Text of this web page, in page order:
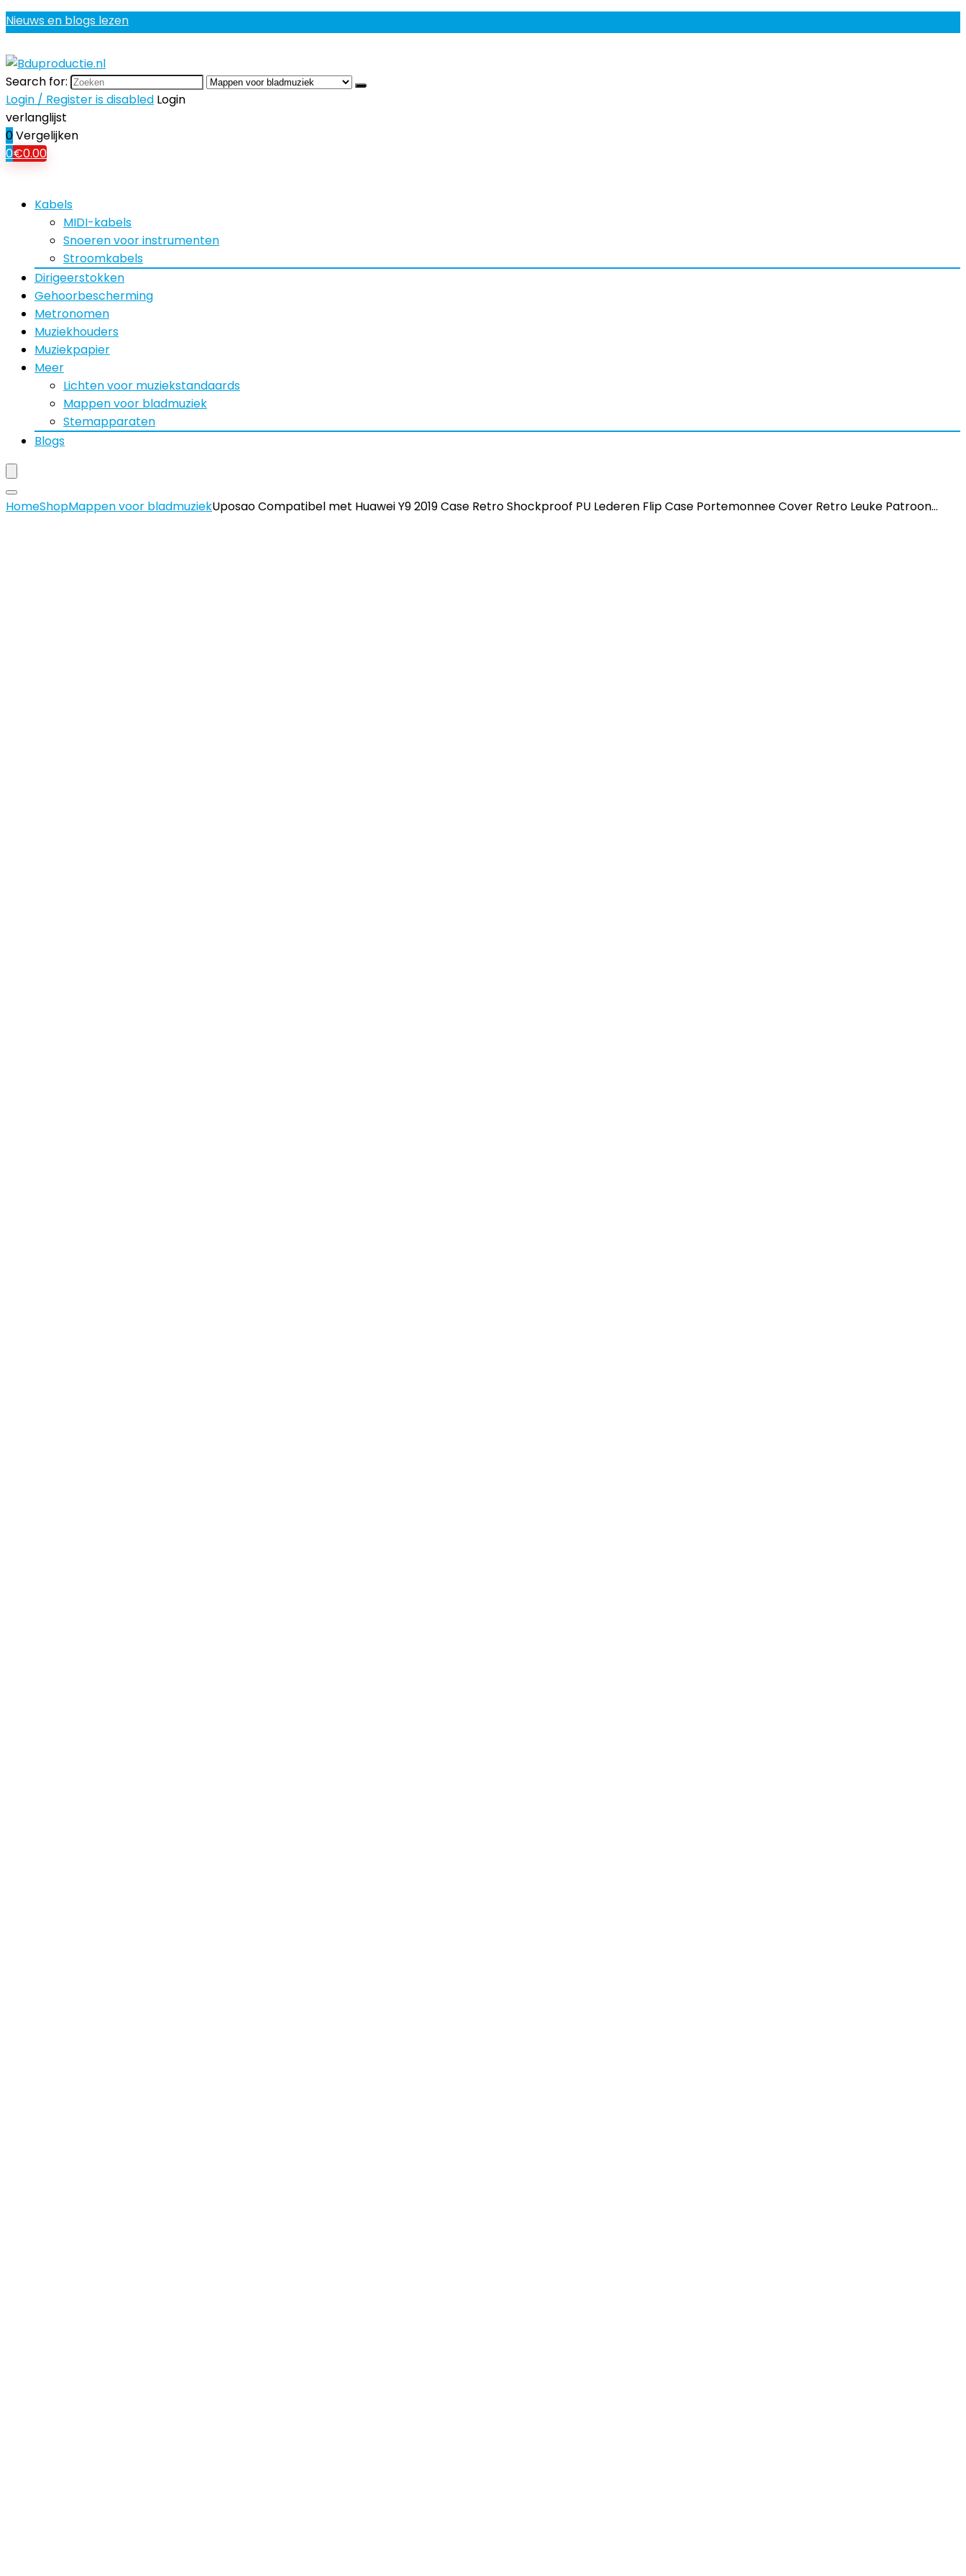
Nieuws en blogs lezen
Search for:
Login / Register is disabled Login
verlanglijst
0Vergelijken
0€0.00
Kabels
MIDI-kabels
Snoeren voor instrumenten
Stroomkabels
Dirigeerstokken
Gehoorbescherming
Metronomen
Muziekhouders
Muziekpapier
Meer
Lichten voor muziekstandaards
Mappen voor bladmuziek
Stemapparaten
Blogs
HomeShopMappen voor bladmuziekUposao Compatibel met Huawei Y9 2019 Case Retro Shockproof PU Lederen Flip Case Portemonnee Cover Retro Leuke Patroon…